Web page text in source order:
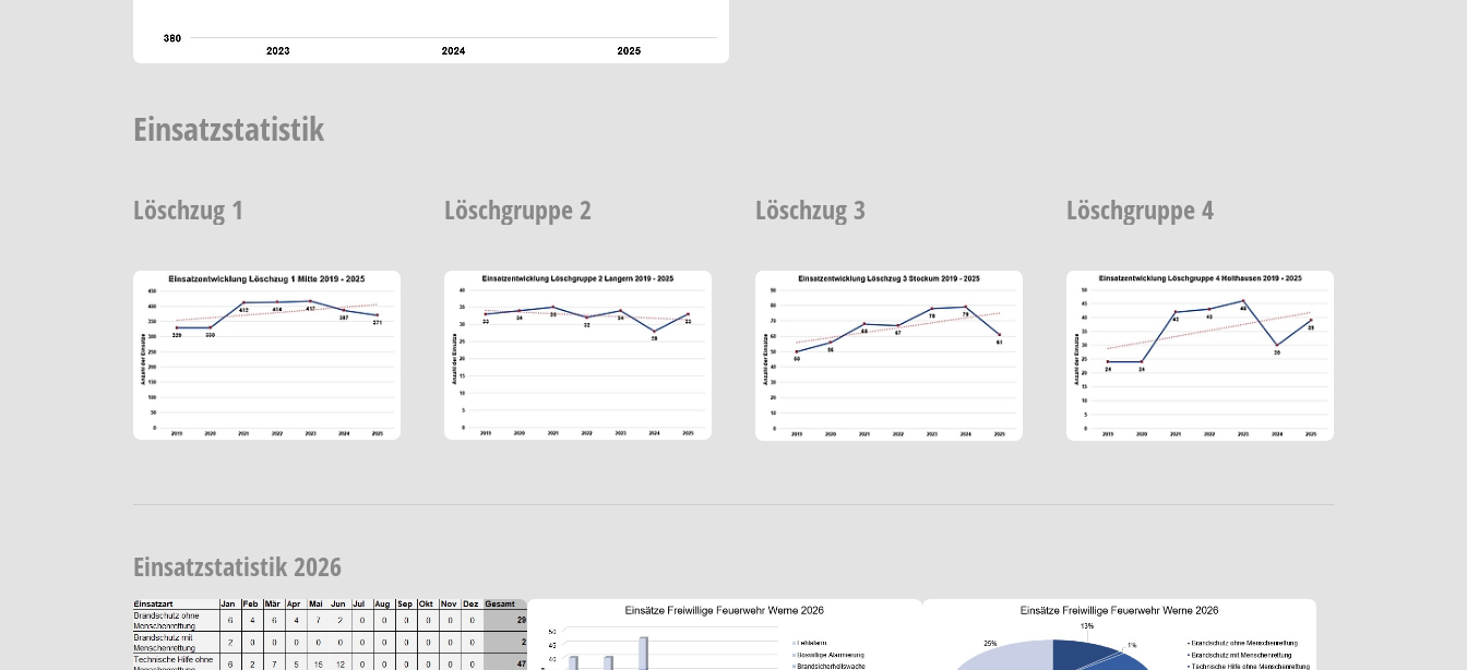
Einsatzstatistik
Löschzug 1
Show larger version
Löschgruppe 2
Show larger version
Löschzug 3
Show larger version
Löschgruppe 4
Show larger version
Einsatzstatistik 2026
Show larger version Show larger version Show larger version